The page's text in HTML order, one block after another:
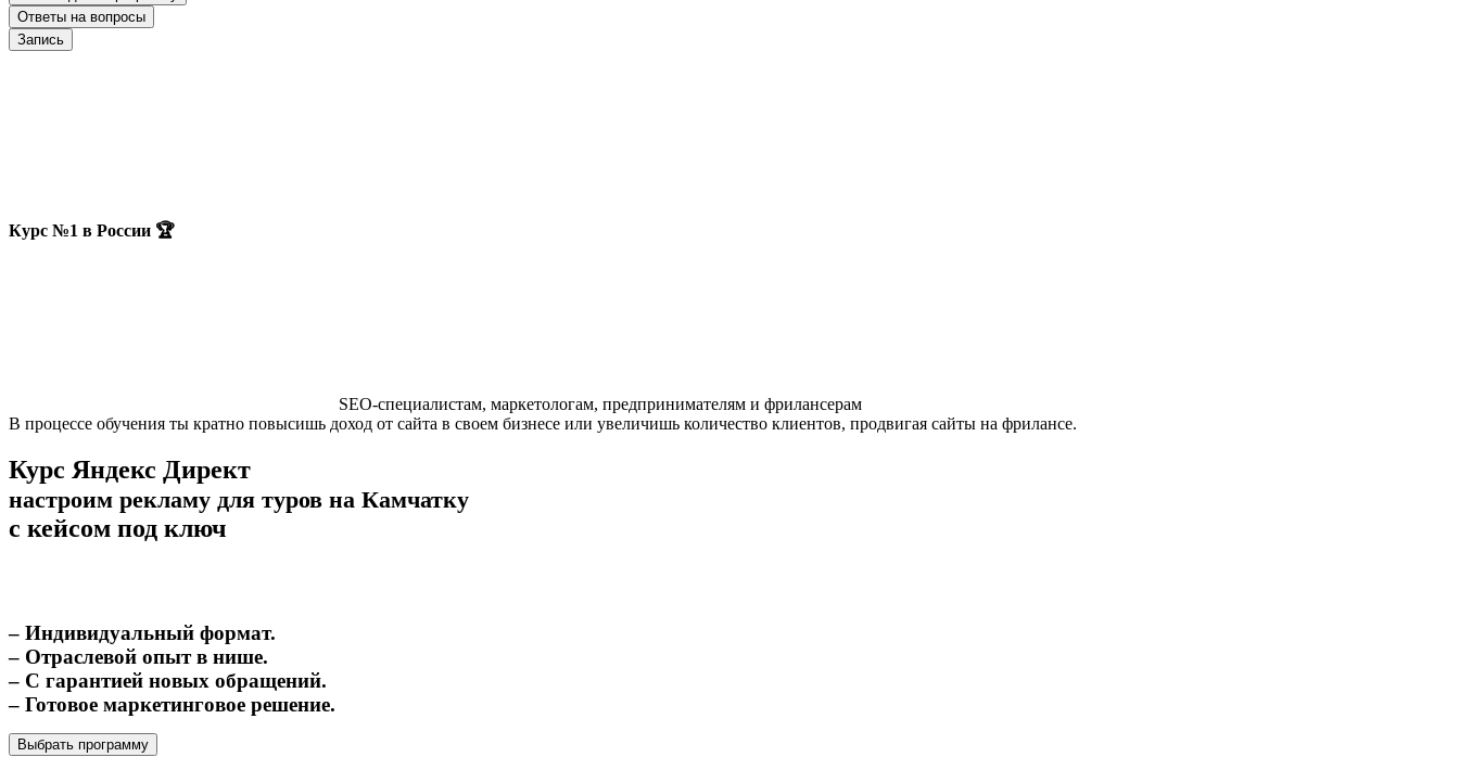
Ответы на вопросы
Запись
Курс №1 в России 🏆
SEO-специалистам, маркетологам, предпринимателям и фрилансерам
В процессе обучения ты кратно повысишь доход от сайта в своем бизнесе или увеличишь количество клиентов, продвигая сайты на фрилансе.
Курс Яндекс Директ
настроим рекламу для туров на Камчатку
с кейсом под ключ
– Индивидуальный формат.
– Отраслевой опыт в нише.
– С гарантией новых обращений.
– Готовое маркетинговое решение.
Выбрать программу